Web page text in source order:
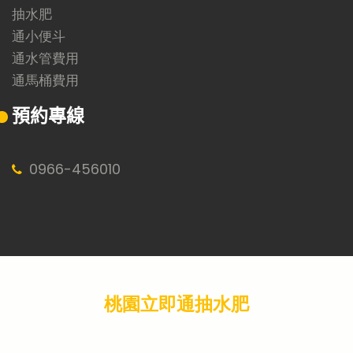
抽水肥
通小便斗
通水管費用
通馬桶費用
預約專線
0966-456010
桃園立即通抽水肥